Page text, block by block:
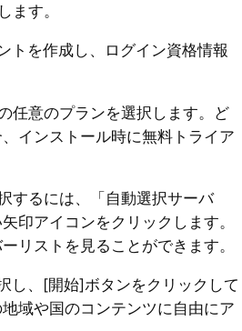
ます。
トを作成し、ログイン資格情報
任意のプランを選択します。ど
インストール時に無料トライア
するには、「自動選択サーバ
印アイコンをクリックします。
リストを見ることができます。
し、[開始]ボタンをクリックして
域や国のコンテンツに自由にア